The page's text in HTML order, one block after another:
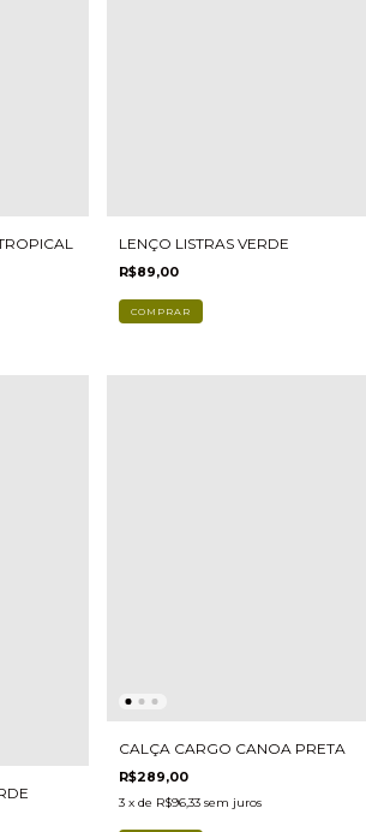
LENÇO LISTRAS VERDE
R$89,00
CALÇA CARGO CANOA PRETA
R$289,00
3 x de R$96,33 sem juros